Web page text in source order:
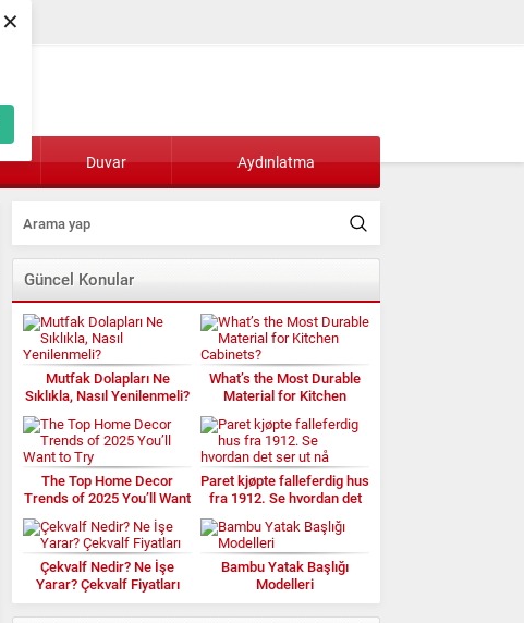
×
Duvar Aydınlatma
Güncel Konular
Mutfak Dolapları Ne
Sıklıkla, Nasıl Yenilenmeli?
What’s the Most Durable
Material for Kitchen
The Top Home Decor
Trends of 2025 You’ll Want
Paret kjøpte falleferdig hus
fra 1912. Se hvordan det
Çekvalf Nedir? Ne İşe
Yarar? Çekvalf Fiyatları
Bambu Yatak Başlığı
Modelleri